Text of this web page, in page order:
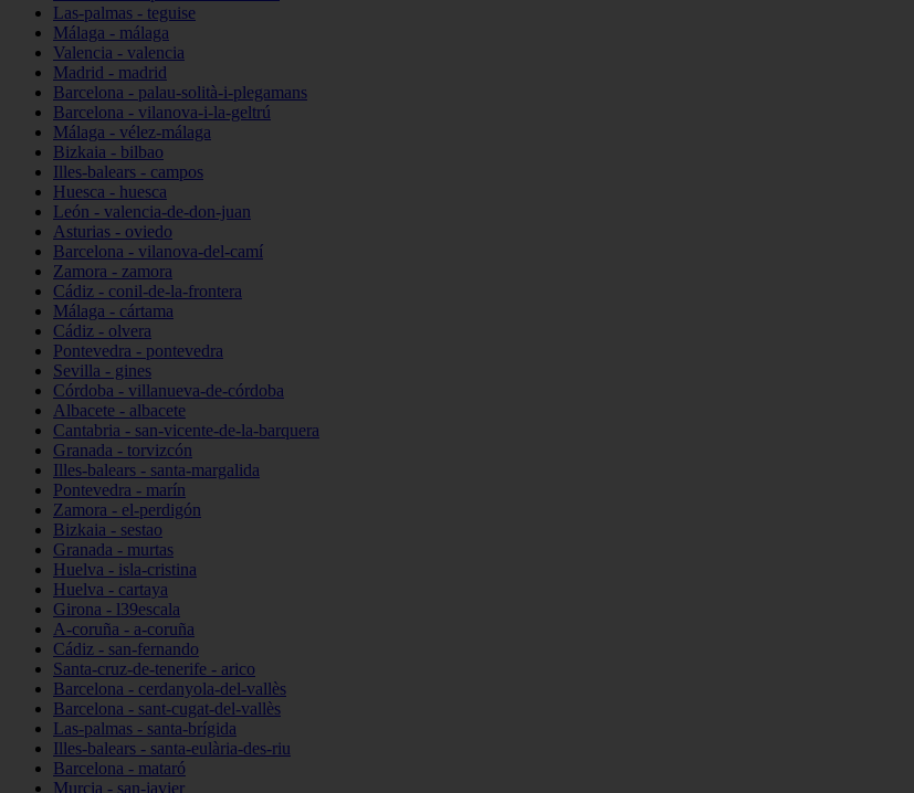
Las-palmas - teguise
Málaga - málaga
Valencia - valencia
Madrid - madrid
Barcelona - palau-solità-i-plegamans
Barcelona - vilanova-i-la-geltrú
Málaga - vélez-málaga
Bizkaia - bilbao
Illes-balears - campos
Huesca - huesca
León - valencia-de-don-juan
Asturias - oviedo
Barcelona - vilanova-del-camí
Zamora - zamora
Cádiz - conil-de-la-frontera
Málaga - cártama
Cádiz - olvera
Pontevedra - pontevedra
Sevilla - gines
Córdoba - villanueva-de-córdoba
Albacete - albacete
Cantabria - san-vicente-de-la-barquera
Granada - torvizcón
Illes-balears - santa-margalida
Pontevedra - marín
Zamora - el-perdigón
Bizkaia - sestao
Granada - murtas
Huelva - isla-cristina
Huelva - cartaya
Girona - l39escala
A-coruña - a-coruña
Cádiz - san-fernando
Santa-cruz-de-tenerife - arico
Barcelona - cerdanyola-del-vallès
Barcelona - sant-cugat-del-vallès
Las-palmas - santa-brígida
Illes-balears - santa-eulària-des-riu
Barcelona - mataró
Murcia - san-javier